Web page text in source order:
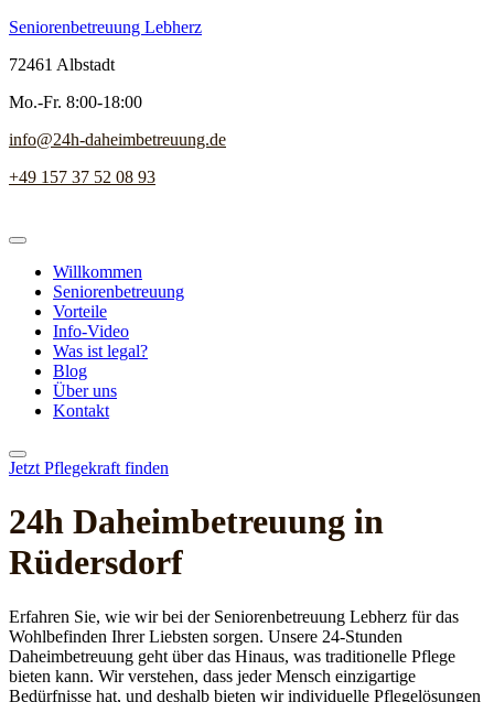
Seniorenbetreuung Lebherz
72461 Albstadt
Mo.-Fr. 8:00-18:00
info@24h-daheimbetreuung.de
+49 157 37 52 08 93
Willkommen
Seniorenbetreuung
Vorteile
Info-Video
Was ist legal?
Blog
Über uns
Kontakt
Jetzt Pflegekraft finden
24h Daheim­betreuung in
Rüdersdorf
Erfahren Sie, wie wir bei der Seniorenbetreuung Lebherz für das
Wohlbefinden Ihrer Liebsten sorgen. Unsere 24-Stunden
Daheimbetreuung geht über das Hinaus, was traditionelle Pflege
bieten kann. Wir verstehen, dass jeder Mensch einzigartige
Bedürfnisse hat, und deshalb bieten wir individuelle Pflegelösungen